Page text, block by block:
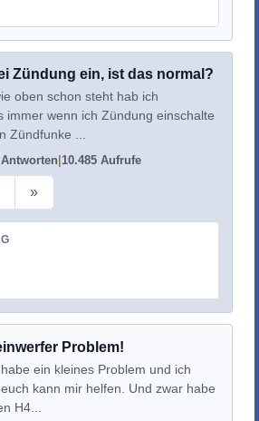
Zündung ein, ist das normal?
oben schon steht hab ich
immer wenn ich Zündung einschalte
Zündfunke ...
Antworten 10.485 Aufrufe
»
Problem!
ein kleines Problem und ich
kann mir helfen. Und zwar habe
H4...